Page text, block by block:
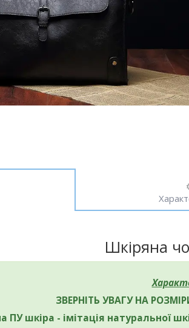
Шкіряна
ЗВЕРНІТЬ УВАГУ НА
ПУ шкіра - імітація натуральної